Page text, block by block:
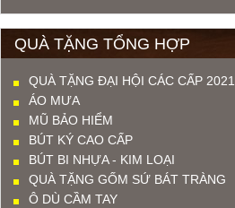
QUÀ TẶNG TỔNG HỢP
QUÀ TẶNG ĐẠI HỘI CÁC CẤP 2021
ÁO MƯA
MŨ BẢO HIỂM
BÚT KÝ CAO CẤP
BÚT BI NHỰA - KIM LOẠI
QUÀ TẶNG GỐM SỨ BÁT TRÀNG
Ô DÙ CẦM TAY